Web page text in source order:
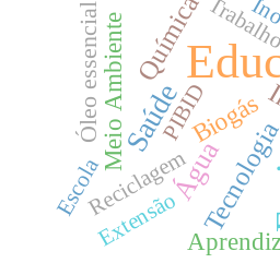
Saúde
Água
Química
Biogás
Meio Ambiente
Óleo essencial
Reciclagem
Extensão
PIBID
Escola